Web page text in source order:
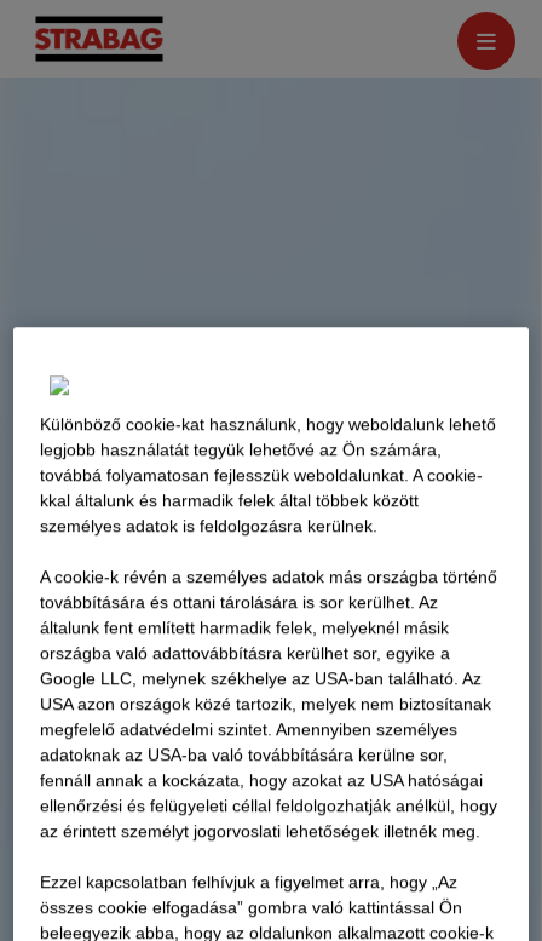
Különböző cookie-kat használunk, hogy weboldalunk lehető
legjobb használatát tegyük lehetővé az Ön számára,
továbbá folyamatosan fejlesszük weboldalunkat. A cookie-
kkal általunk és harmadik felek által többek között
személyes adatok is feldolgozásra kerülnek.
A cookie-k révén a személyes adatok más országba történő
továbbítására és ottani tárolására is sor kerülhet. Az
általunk fent említett harmadik felek, melyeknél másik
országba való adattovábbításra kerülhet sor, egyike a
Google LLC, melynek székhelye az USA-ban található. Az
USA azon országok közé tartozik, melyek nem biztosítanak
megfelelő adatvédelmi szintet. Amennyiben személyes
adatoknak az USA-ba való továbbítására kerülne sor,
fennáll annak a kockázata, hogy azokat az USA hatóságai
ellenőrzési és felügyeleti céllal feldolgozhatják anélkül, hogy
az érintett személyt jogorvoslati lehetőségek illetnék meg.
Ezzel kapcsolatban felhívjuk a figyelmet arra, hogy „Az
összes cookie elfogadása” gombra való kattintással Ön
beleegyezik abba, hogy az oldalunkon alkalmazott cookie-k